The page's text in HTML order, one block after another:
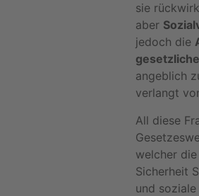
sie
aber
jedoch die
angeblich
verlangt
All diese
welcher
Sicherheit
und